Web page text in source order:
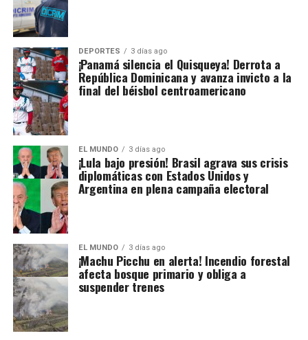
DEPORTES 3 días ago
¡Panamá silencia el Quisqueya! Derrota a
República Dominicana y avanza invicto a la
final del béisbol centroamericano
EL MUNDO 3 días ago
¡Lula bajo presión! Brasil agrava sus crisis
diplomáticas con Estados Unidos y
Argentina en plena campaña electoral
EL MUNDO 3 días ago
¡Machu Picchu en alerta! Incendio forestal
afecta bosque primario y obliga a
suspender trenes